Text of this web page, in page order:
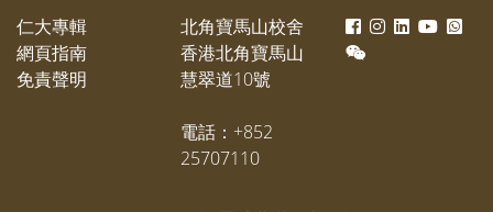
仁大專輯
網頁指南
免責聲明
北角寶馬山校舍
香港北角寶馬山
慧翠道10號
電話：+852
25707110